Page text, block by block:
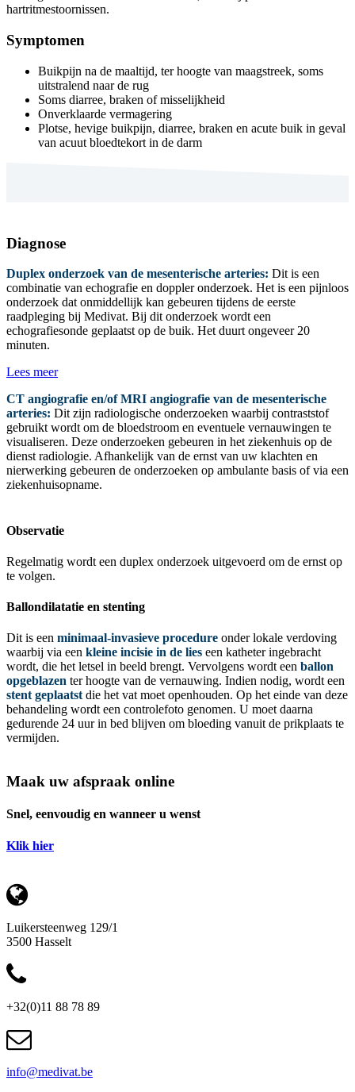
hartritmestoornissen.
Symptomen
Buikpijn na de maaltijd, ter hoogte van maagstreek, soms
uitstralend naar de rug
Soms diarree, braken of misselijkheid
Onverklaarde vermagering
Plotse, hevige buikpijn, diarree, braken en acute buik in geval
van acuut bloedtekort in de darm
Diagnose
Duplex onderzoek van de mesenterische arteries: Dit is een
combinatie van echografie en doppler onderzoek. Het is een pijnloos
onderzoek dat onmiddellijk kan gebeuren tijdens de eerste
raadpleging bij Medivat. Bij dit onderzoek wordt een
echografiesonde geplaatst op de buik. Het duurt ongeveer 20
minuten.
Lees meer
CT angiografie en/of MRI angiografie van de mesenterische
arteries: Dit zijn radiologische onderzoeken waarbij contraststof
gebruikt wordt om de bloedstroom en eventuele vernauwingen te
visualiseren. Deze onderzoeken gebeuren in het ziekenhuis op de
dienst radiologie. Afhankelijk van de ernst van uw klachten en
nierwerking gebeuren de onderzoeken op ambulante basis of via een
ziekenhuisopname.
Observatie
Regelmatig wordt een duplex onderzoek uitgevoerd om de ernst op
te volgen.
Ballondilatatie en stenting
Dit is een minimaal-invasieve procedure onder lokale verdoving
waarbij via een kleine incisie in de lies een katheter ingebracht
wordt, die het letsel in beeld brengt. Vervolgens wordt een ballon
opgeblazen ter hoogte van de vernauwing. Indien nodig, wordt een
stent geplaatst die het vat moet openhouden. Op het einde van deze
behandeling wordt een controlefoto genomen. U moet daarna
gedurende 24 uur in bed blijven om bloeding vanuit de prikplaats te
vermijden.
Maak uw afspraak online
Snel, eenvoudig en wanneer u wenst
Klik hier
Luikersteenweg 129/1
3500 Hasselt
+32(0)11 88 78 89
info@medivat.be